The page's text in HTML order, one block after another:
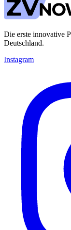
Die erste innovative
Deutschland.
Instagram